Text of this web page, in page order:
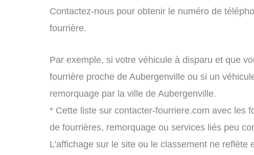
Contactez-nous pour obtenir le numéro de
fourrière.
Par exemple, si votre véhicule à disparu et que
fourrière proche de Aubergenville ou si un
remorquage par la ville de Aubergenville.
* Cette liste sur contacter-fourriere.com avec les
de fourrières, remorquage ou services liés peu
L’affichage sur le site ou le classement ne reflète